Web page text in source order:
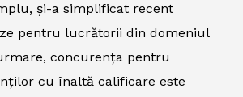
și-a simplificat recent
pentru lucrătorii din domeniul
concurența pentru
cu înaltă calificare este